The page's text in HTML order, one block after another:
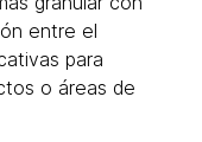
entre el
para
o áreas de